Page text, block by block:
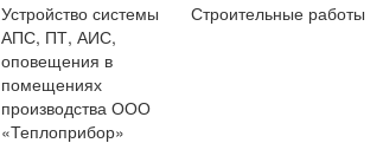
Устройство системы
АПС, ПТ, АИС,
оповещения в
помещениях
производства ООО
«Теплоприбор»
Строительные работы